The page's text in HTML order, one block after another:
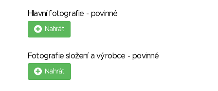
Hlavní fotografie - povinné
Nahrát
Fotografie složení a výrobce - povinné
Nahrát